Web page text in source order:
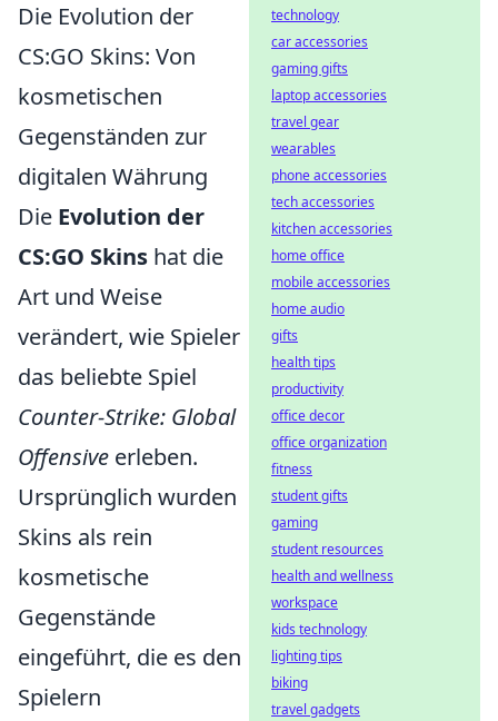
Die Evolution der
CS:GO Skins: Von
kosmetischen
Gegenständen zur
digitalen Währung
Die Evolution der
CS:GO Skins hat die
Art und Weise
verändert, wie Spieler
das beliebte Spiel
Counter-Strike: Global
Offensive erleben.
Ursprünglich wurden
Skins als rein
kosmetische
Gegenstände
eingeführt, die es den
Spielern
technology
car accessories
gaming gifts
laptop accessories
travel gear
wearables
phone accessories
tech accessories
kitchen accessories
home office
mobile accessories
home audio
gifts
health tips
productivity
office decor
office organization
fitness
student gifts
gaming
student resources
health and wellness
workspace
kids technology
lighting tips
biking
travel gadgets